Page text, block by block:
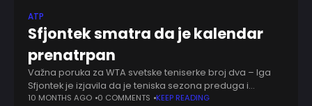
ATP
Sfjontek smatra da je kalendar
prenatrpan
Važna poruka za WTA svetske teniserke broj dva – Iga
Sfjontek je izjavila da je teniska sezona preduga i
preintenzivna i da bi najpametnija opcija za nju bila da
10 MONTHS AGO 0 COMMENTS KEEP READING